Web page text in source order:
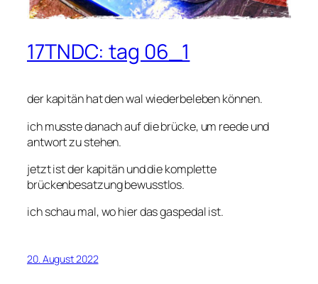
17TNDC: tag 06_1
der kapitän hat den wal wiederbeleben können.
ich musste danach auf die brücke, um reede und
antwort zu stehen.
jetzt ist der kapitän und die komplette
brückenbesatzung bewusstlos.
ich schau mal, wo hier das gaspedal ist.
20. August 2022